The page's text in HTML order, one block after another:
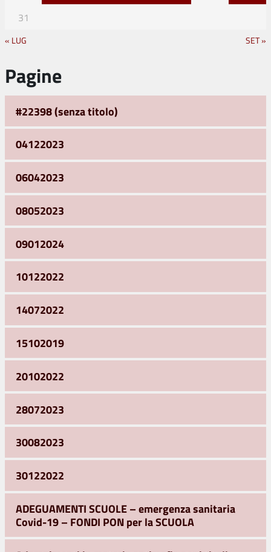
31
« LUG SET »
Pagine
#22398 (senza titolo)
04122023
06042023
08052023
09012024
10122022
14072022
15102019
20102022
28072023
30082023
30122022
ADEGUAMENTI SCUOLE – emergenza sanitaria
Covid-19 – FONDI PON per la SCUOLA